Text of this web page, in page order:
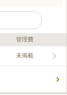
。 「涅槃精舎」
存続する限り、春
管理費
未掲載